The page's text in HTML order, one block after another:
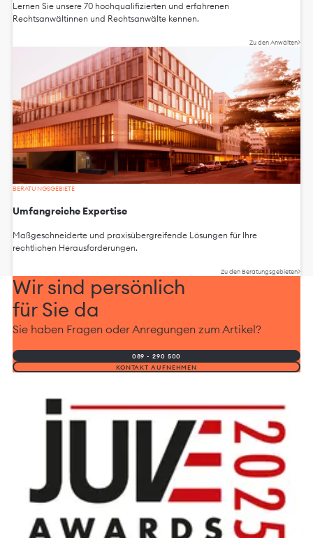
Lernen Sie unsere 70 hochqualifizierten und erfahrenen
Rechtsanwältinnen und Rechtsanwälte kennen.
Zu den Anwälten
BERATUNGSGEBIETE
Umfangreiche Expertise
Maßgeschneiderte und praxisübergreifende Lösungen für Ihre
rechtlichen Herausforderungen.
Zu den Beratungsgebieten
Wir sind persönlich
für Sie da
Sie haben Fragen oder Anregungen zum Artikel?
089 - 290 500
KONTAKT AUFNEHMEN